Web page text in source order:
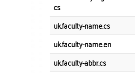
cs
uk.faculty-name.cs
uk.faculty-name.en
uk.faculty-abbr.cs